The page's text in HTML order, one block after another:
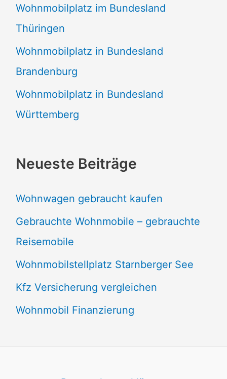
Wohnmobilplatz im Bundesland
Thüringen
Wohnmobilplatz in Bundesland
Brandenburg
Wohnmobilplatz in Bundesland
Württemberg
Neueste Beiträge
Wohnwagen gebraucht kaufen
Gebrauchte Wohnmobile – gebrauchte
Reisemobile
Wohnmobilstellplatz Starnberger See
Kfz Versicherung vergleichen
Wohnmobil Finanzierung